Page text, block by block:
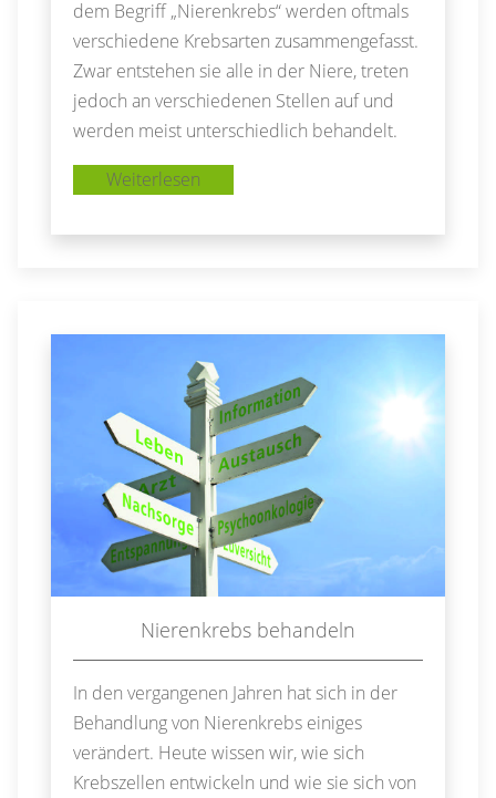
dem Begriff „Nierenkrebs“ werden oftmals
verschiedene Krebsarten zusammengefasst.
Zwar entstehen sie alle in der Niere, treten
jedoch an verschiedenen Stellen auf und
werden meist unterschiedlich behandelt.
Weiterlesen
Nierenkrebs behandeln
In den vergangenen Jahren hat sich in der
Behandlung von Nierenkrebs einiges
verändert. Heute wissen wir, wie sich
Krebszellen entwickeln und wie sie sich von